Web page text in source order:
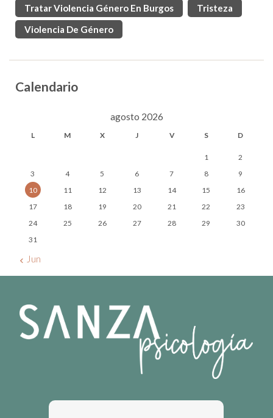
Tratar Violencia Género En Burgos
Tristeza
Violencia De Género
Calendario
agosto 2026
L M X J V S D
1
2
3
4 5 6 7 8
9
10
11 12 13 14 15
16
17
18 19 20 21 22
23
24
25 26 27 28 29
30
31
« Jun